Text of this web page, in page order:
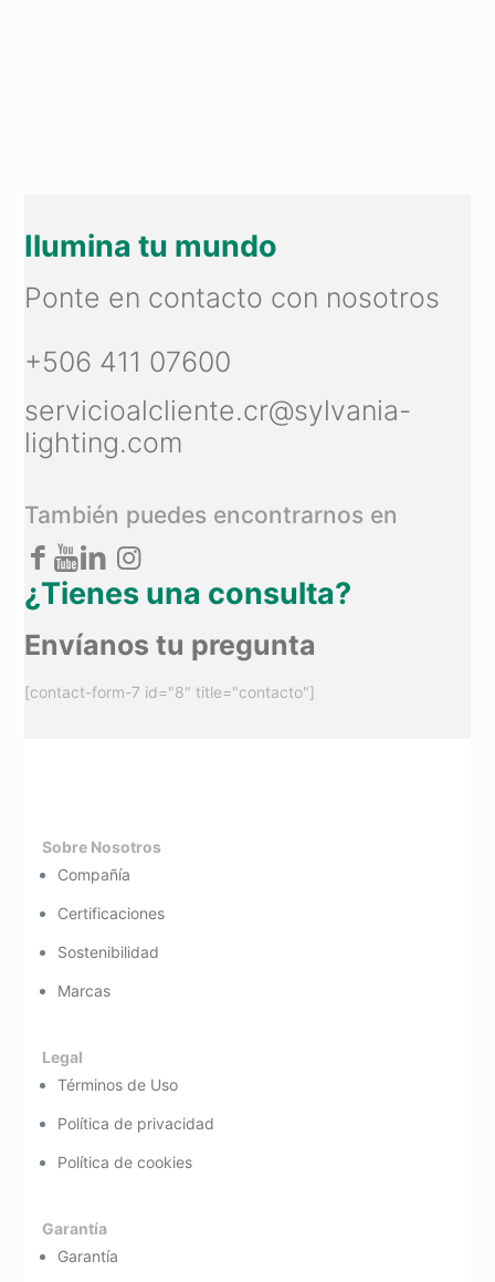
Ilumina tu mundo
Ponte en contacto con nosotros
+506 411 07600
servicioalcliente.cr@sylvania-
lighting.com
También puedes encontrarnos en
¿Tienes una consulta?
Envíanos tu pregunta
[contact-form-7 id="8" title="contacto"]
Sobre Nosotros
Compañía
Certificaciones
Sostenibilidad
Marcas
Legal
Términos de Uso
Política de privacidad
Política de cookies
Garantía
Garantía